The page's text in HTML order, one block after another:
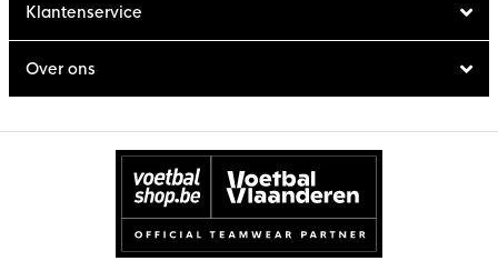
Klantenservice
Over ons